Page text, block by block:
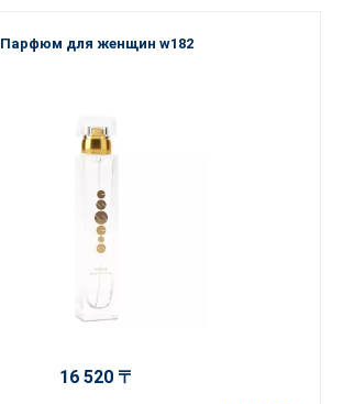
Парфюм для женщин w182
16 520 〒